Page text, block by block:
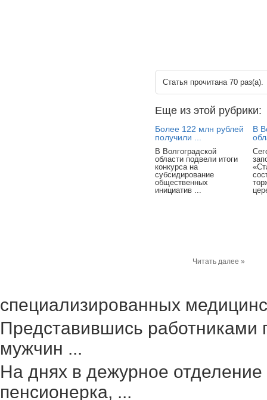
Статья прочитана 70 раз(a).
Еще из этой рубрики:
Более 122 млн рублей
получили ...
В Волгоградской
области подвели итоги
конкурса на
субсидирование
общественных
инициатив ...
Читать далее »
В
специализированных
Представившись работниками
мужчин ...
На днях в дежурное
пенсионерка, ...